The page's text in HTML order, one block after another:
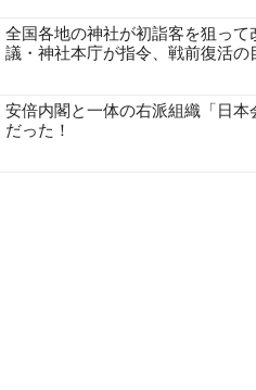
全国各地の神社が初詣客を狙って
議・神社本庁が指令、戦前復活の
安倍内閣と一体の右派組織「日本
だった！